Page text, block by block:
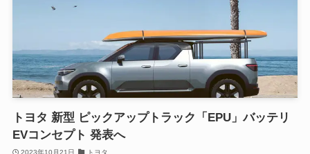
トヨタ 新型 ピックアップトラック「EPU」バッテリ
EVコンセプト 発表へ
2023年10月21日 トヨタ